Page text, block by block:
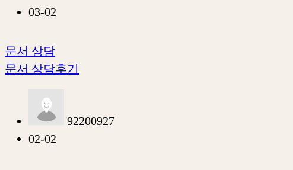
03-02
문서 상담
문서 상담후기
92200927
02-02